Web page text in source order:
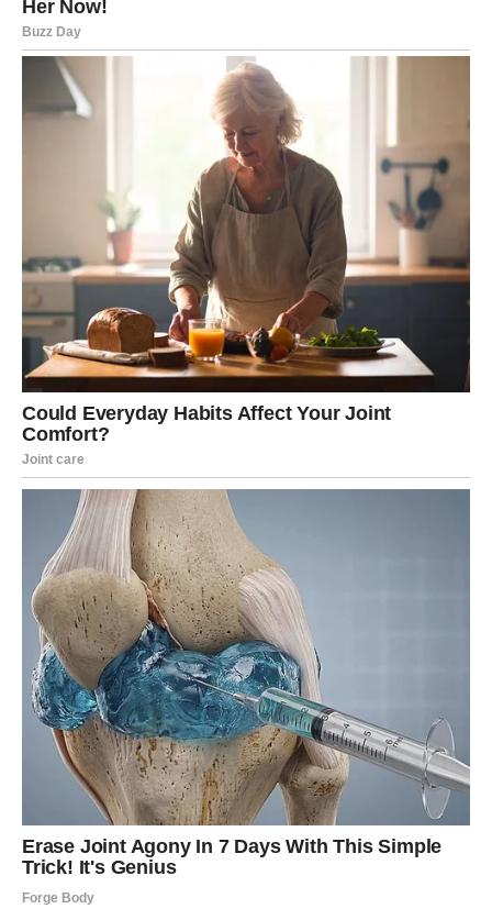
VAGA
Neko čeka da pokažete ono što osjećate.
Ljubav ne može rasti tamo gdje nema iskrenosti.
Srce zna put, samo ga trebate
poslušati
Pred vama su trenuci koje ćete dugo pamtiti.
ŠKORPIJA
Nemojte odustati sada.
Nalazite se mnogo bliže uspjehu nego što trenutno
vjerujete.
Najveća nagrada dolazi nakon